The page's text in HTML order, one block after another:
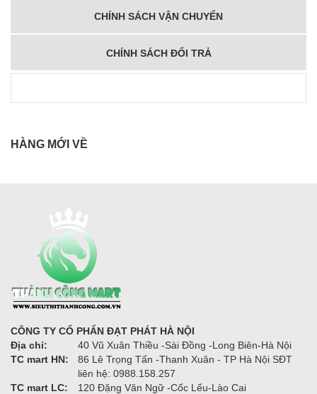
CHÍNH SÁCH VẬN CHUYỂN
CHÍNH SÁCH ĐỔI TRẢ
HÀNG MỚI VỀ
CÔNG TY CỔ PHẨN ĐẠT PHÁT HÀ NỘI
Địa chỉ:
40 Vũ Xuân Thiều -Sài Đồng -Long Biên-Hà Nội
TC mart HN:
86 Lê Trọng Tấn -Thanh Xuân - TP Hà Nội SĐT
liên hệ: 0988.158.257
TC mart LC:
120 Đặng Văn Ngữ -Cốc Lếu-Lào Cai